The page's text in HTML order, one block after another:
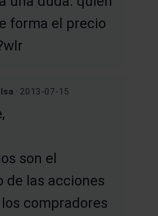
forma el precio
· 2013-07-15
son el
de las acciones
compradores